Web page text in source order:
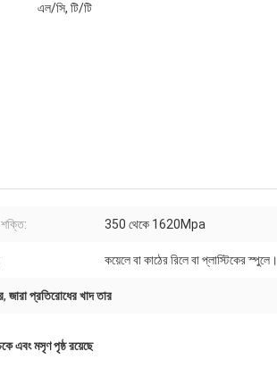
এল/সি, টি/টি
শক্তি: 350 থেকে 1620Mpa
কয়েলে বা কাঠের রিলে বা প্লাস্টিকের স্পুলে।
, জারা প্রতিরোধের খাদ তার
এবং মসৃণ পৃষ্ঠ রয়েছে